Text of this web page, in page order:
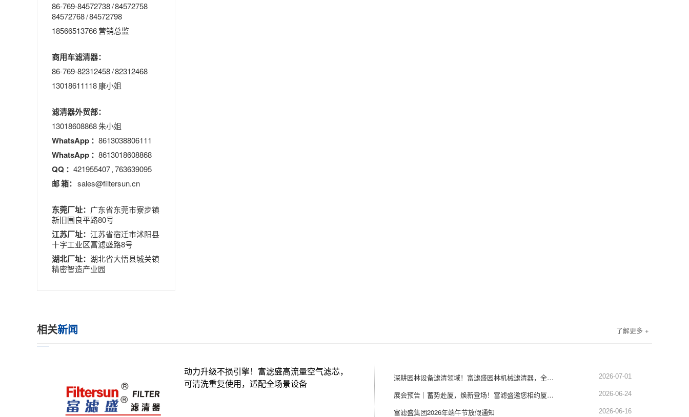
86-769-84572738 / 84572758
84572768 / 84572798
18566513766 营销总监
商用车滤清器：
86-769-82312458 / 82312468
13018611118 康小姐
滤清器外贸部：
13018608868 朱小姐
WhatsApp ： 8613038806111
WhatsApp ： 8613018608868
QQ ： 421955407 , 763639095
邮 箱： sales@filtersun.cn
东莞厂址： 广东省东莞市寮步镇
新旧围良平路80号
江苏厂址： 江苏省宿迁市沭阳县
十字工业区富滤盛路8号
湖北厂址： 湖北省大悟县城关镇
精密智造产业园
相关新闻 了解更多 +
动力升级不损引擎！富滤盛高流量空气滤芯，
可清洗重复使用，适配全场景设备
深耕园林设备滤清领域！富滤盛园林机械滤清器，全品类适配，品质硬核靠谱 2026-07-01
展会预告｜蓄势赴厦，焕新登场！富滤盛邀您相约厦门工程机械展1451-1452展位 2026-06-24
富滤盛集团2026年端午节放假通知 2026-06-16